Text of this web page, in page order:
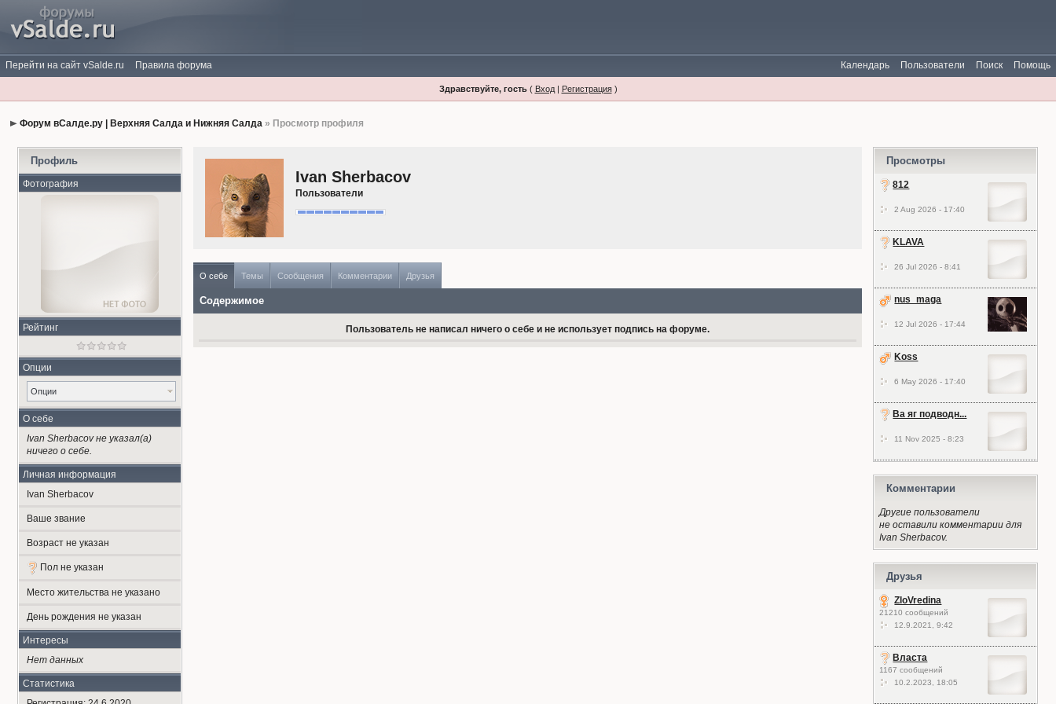
Перейти на сайт vSalde.ru Правила форума Помощь
Поиск
Пользователи
Календарь
Здравствуйте, гость( Вход| Регистрация)
Форум вСалде.ру | Верхняя Салда и Нижняя Салда » Просмотр профиля
Профиль
Фотография
Рейтинг
Опции
Опции
О себе
Ivan Sherbacov не указал(а)
ничего о себе.
Личная информация
Ivan Sherbacov
Ваше звание
Возраст не указан
Пол не указан
Место жительства не указано
День рождения не указан
Интересы
Нет данных
Статистика
Ivan Sherbacov
Пользователи
О себе Темы Сообщения Комментарии Друзья
Содержимое
Пользователь не написал ничего о себе и не использует подпись на форуме.
Просмотры
812
2 Aug 2026 - 17:40
KLAVA
26 Jul 2026 - 8:41
nus_maga
12 Jul 2026 - 17:44
Koss
6 May 2026 - 17:40
Ва яг подводн...
11 Nov 2025 - 8:23
Комментарии
Другие пользователи
не оставили комментарии для
Ivan Sherbacov.
Друзья
ZloVredina
21210 сообщений
12.9.2021, 9:42
Власта
1167 сообщений
10.2.2023, 18:05